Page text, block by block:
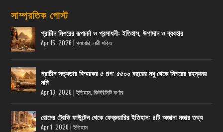
সাম্প্রতিক পোস্ট
প্রাচীন মিশরের রূপচর্চা ও প্রসাধনী: ইতিহাস, উপাদান ও ব্যবহার
Apr 15, 2026 |গ্যালারি ,নারী শক্তি
প্রাচীন সভ্যতার বিস্ময়কর ৫ গল্প: ৫৫০০ বছরের মধু থেকে মিশরের রহস্যময়
মমি
Apr 13, 2026 |ইতিহাস ,কিউরিসিটি কর্ণার
রোমের ট্রেভি ফাউন্টেন থেকে ফেব্রুয়ারির ইতিহাস: ৪টি অজানা মজার তথ্য
Apr 1, 2026 |ইতিহাস